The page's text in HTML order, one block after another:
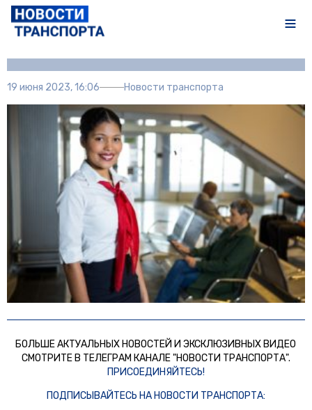
19 июня 2023, 16:06 Новости транспорта
БОЛЬШЕ АКТУАЛЬНЫХ НОВОСТЕЙ И ЭКСКЛЮЗИВНЫХ ВИДЕО
СМОТРИТЕ В ТЕЛЕГРАМ КАНАЛЕ "НОВОСТИ ТРАНСПОРТА".
ПРИСОЕДИНЯЙТЕСЬ!
ПОДПИСЫВАЙТЕСЬ НА НОВОСТИ ТРАНСПОРТА: